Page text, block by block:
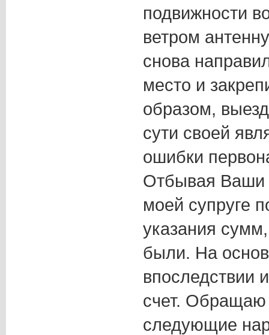
подвижности
ветром
снова
место и
образом,
сути своей
ошибки
Отбывая Ваши
моей супруге
указания
были. На
впоследствии
счет.
следующие